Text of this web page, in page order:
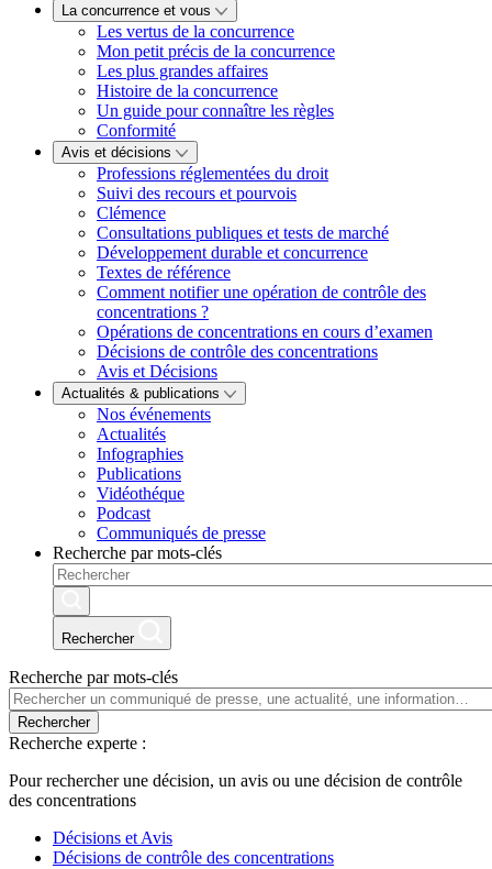
La concurrence et vous
Les vertus de la concurrence
Mon petit précis de la concurrence
Les plus grandes affaires
Histoire de la concurrence
Un guide pour connaître les règles
Conformité
Avis et décisions
Professions réglementées du droit
Suivi des recours et pourvois
Clémence
Consultations publiques et tests de marché
Développement durable et concurrence
Textes de référence
Comment notifier une opération de contrôle des
concentrations ?
Opérations de concentrations en cours d’examen
Décisions de contrôle des concentrations
Avis et Décisions
Actualités & publications
Nos événements
Actualités
Infographies
Publications
Vidéothéque
Podcast
Communiqués de presse
Recherche par mots-clés
Rechercher
Recherche par mots-clés
Rechercher
Recherche experte :
Pour rechercher une décision, un avis ou une décision de contrôle
des concentrations
Décisions et Avis
Décisions de contrôle des concentrations